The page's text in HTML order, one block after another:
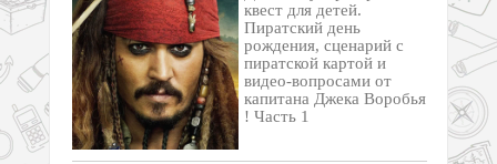
квест для детей.
Пиратский день
рождения, сценарий с
пиратской картой и
видео-вопросами от
капитана Джека Воробья
! Часть 1